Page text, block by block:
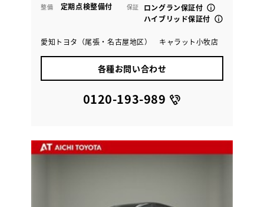
整備 定期点検整備付 保証
ロングラン保証付
ハイブリッド保証付
愛知トヨタ（尾張・名古屋地区） キャラット小牧店
各種お問い合わせ
0120-193-989